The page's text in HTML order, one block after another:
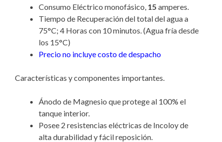
Consumo Eléctrico monofásico, 15 amperes.
Tiempo de Recuperación del total del agua a
75°C; 4 Horas con 10 minutos. (Agua fría desde
los 15°C)
Precio no incluye costo de despacho
Características y componentes importantes.
Ánodo de Magnesio que protege al 100% el
tanque interior.
Posee 2 resistencias eléctricas de Incoloy de
alta durabilidad y fácil reposición.